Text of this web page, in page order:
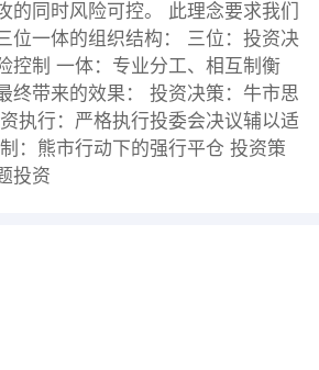
的同时风险可控。 此理念要求我们
位一体的组织结构： 三位：投资决
控制 一体：专业分工、相互制衡
终带来的效果： 投资决策：牛市思
执行：严格执行投委会决议辅以适
：熊市行动下的强行平仓 投资策
投资